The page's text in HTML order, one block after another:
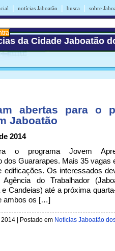
| notícias Jaboatão | busca | sobre
da Cidade Jaboatão
abertas para o
Jaboatão
2014
o programa Jovem
dos Guararapes. Mais 35 vagas
edificações. Os interessados
do Trabalhador
Candeias) até a próxima
ambos os […]
| Postado em Notícias Jaboatão